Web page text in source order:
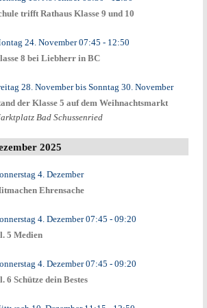
trifft Rathaus Klasse 9 und 10
24. November07:45 - 12:50
8 bei Liebherr in BC
28. Novemberbis Sonntag 30. November
der Klasse 5 auf dem Weihnachtsmarkt
Bad Schussenried
2025
4. Dezember
Ehrensache
4. Dezember07:45 - 09:20
5 Medien
4. Dezember07:45 - 09:20
6 Schütze dein Bestes